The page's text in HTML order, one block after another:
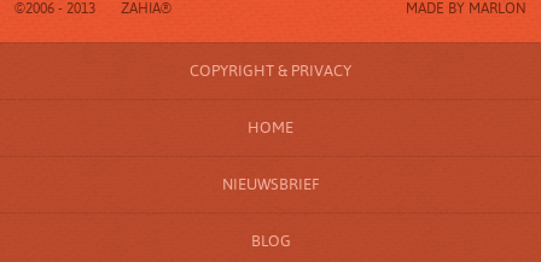
©2006 - 2013 ZAHIA® MADE BY MARLON
COPYRIGHT & PRIVACY
HOME
NIEUWSBRIEF
BLOG